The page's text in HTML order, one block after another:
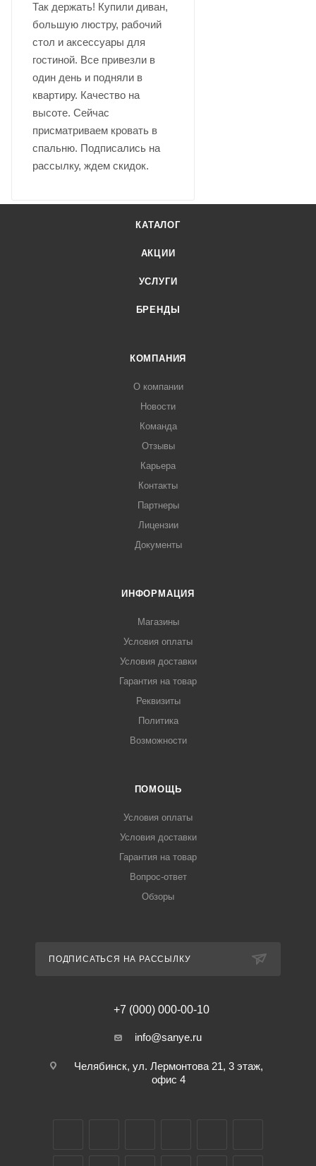
Так держать! Купили диван,
большую люстру, рабочий
стол и аксессуары для
гостиной. Все привезли в
один день и подняли в
квартиру. Качество на
высоте. Сейчас
присматриваем кровать в
спальню. Подписались на
рассылку, ждем скидок.
КАТАЛОГ
АКЦИИ
УСЛУГИ
БРЕНДЫ
КОМПАНИЯ
О компании
Новости
Команда
Отзывы
Карьера
Контакты
Партнеры
Лицензии
Документы
ИНФОРМАЦИЯ
Магазины
Условия оплаты
Условия доставки
Гарантия на товар
Реквизиты
Политика
Возможности
ПОМОЩЬ
Условия оплаты
Условия доставки
Гарантия на товар
Вопрос-ответ
Обзоры
ПОДПИСАТЬСЯ НА РАССЫЛКУ
+7 (000) 000-00-10
info@sanye.ru
Челябинск, ул. Лермонтова 21, 3 этаж,
офис 4